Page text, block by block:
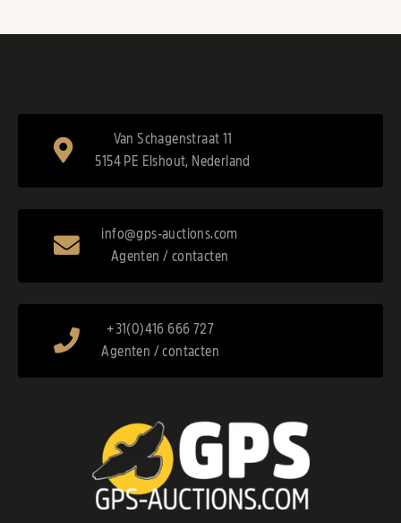
Van Schagenstraat 11
5154 PE Elshout, Nederland
info@gps-auctions.com
Agenten / contacten
+31(0)416 666 727
Agenten / contacten